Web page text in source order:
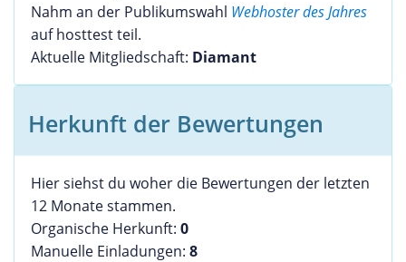
Nahm an der Publikumswahl Webhoster des Jahres
auf hosttest teil.
Aktuelle Mitgliedschaft: Diamant
Herkunft der Bewertungen
Hier siehst du woher die Bewertungen der letzten
12 Monate stammen.
Organische Herkunft: 0
Manuelle Einladungen: 8